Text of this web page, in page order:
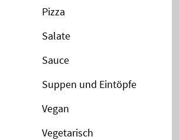
Pizza
Salate
Sauce
Suppen und Eintöpfe
Vegan
Vegetarisch